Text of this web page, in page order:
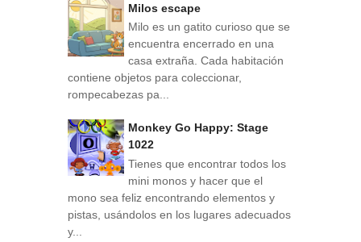
Milos escape
Milo es un gatito curioso que se
encuentra encerrado en una
casa extraña. Cada habitación
contiene objetos para coleccionar,
rompecabezas pa...
Monkey Go Happy: Stage
1022
Tienes que encontrar todos los
mini monos y hacer que el
mono sea feliz encontrando elementos y
pistas, usándolos en los lugares adecuados
y...